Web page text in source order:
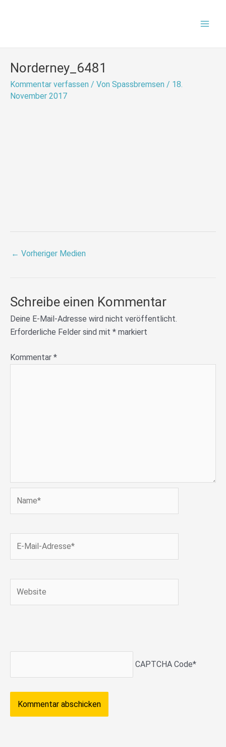
Norderney_6481
Kommentar verfassen / Von Spassbremsen / 18.
November 2017
← Vorheriger Medien
Schreibe einen Kommentar
Deine E-Mail-Adresse wird nicht veröffentlicht.
Erforderliche Felder sind mit * markiert
Kommentar *
Mail-
CAPTCHA Code*